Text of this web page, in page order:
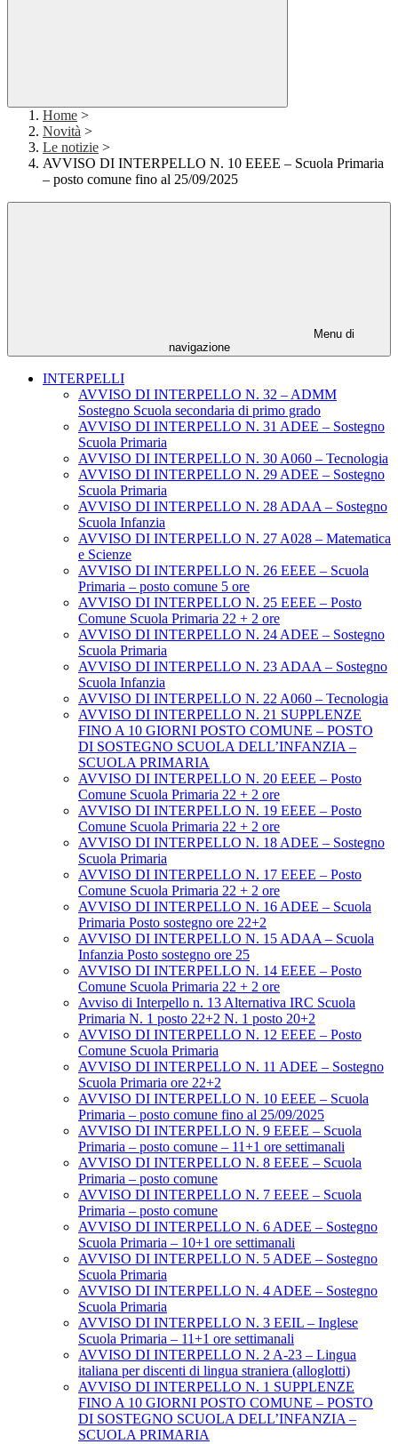
Home >
Novità >
Le notizie >
AVVISO DI INTERPELLO N. 10 EEEE – Scuola Primaria
– posto comune fino al 25/09/2025
Menu di
navigazione
INTERPELLI
AVVISO DI INTERPELLO N. 32 – ADMM
Sostegno Scuola secondaria di primo grado
AVVISO DI INTERPELLO N. 31 ADEE – Sostegno
Scuola Primaria
AVVISO DI INTERPELLO N. 30 A060 – Tecnologia
AVVISO DI INTERPELLO N. 29 ADEE – Sostegno
Scuola Primaria
AVVISO DI INTERPELLO N. 28 ADAA – Sostegno
Scuola Infanzia
AVVISO DI INTERPELLO N. 27 A028 – Matematica
e Scienze
AVVISO DI INTERPELLO N. 26 EEEE – Scuola
Primaria – posto comune 5 ore
AVVISO DI INTERPELLO N. 25 EEEE – Posto
Comune Scuola Primaria 22 + 2 ore
AVVISO DI INTERPELLO N. 24 ADEE – Sostegno
Scuola Primaria
AVVISO DI INTERPELLO N. 23 ADAA – Sostegno
Scuola Infanzia
AVVISO DI INTERPELLO N. 22 A060 – Tecnologia
AVVISO DI INTERPELLO N. 21 SUPPLENZE
FINO A 10 GIORNI POSTO COMUNE – POSTO
DI SOSTEGNO SCUOLA DELL’INFANZIA –
SCUOLA PRIMARIA
AVVISO DI INTERPELLO N. 20 EEEE – Posto
Comune Scuola Primaria 22 + 2 ore
AVVISO DI INTERPELLO N. 19 EEEE – Posto
Comune Scuola Primaria 22 + 2 ore
AVVISO DI INTERPELLO N. 18 ADEE – Sostegno
Scuola Primaria
AVVISO DI INTERPELLO N. 17 EEEE – Posto
Comune Scuola Primaria 22 + 2 ore
AVVISO DI INTERPELLO N. 16 ADEE – Scuola
Primaria Posto sostegno ore 22+2
AVVISO DI INTERPELLO N. 15 ADAA – Scuola
Infanzia Posto sostegno ore 25
AVVISO DI INTERPELLO N. 14 EEEE – Posto
Comune Scuola Primaria 22 + 2 ore
Avviso di Interpello n. 13 Alternativa IRC Scuola
Primaria N. 1 posto 22+2 N. 1 posto 20+2
AVVISO DI INTERPELLO N. 12 EEEE – Posto
Comune Scuola Primaria
AVVISO DI INTERPELLO N. 11 ADEE – Sostegno
Scuola Primaria ore 22+2
AVVISO DI INTERPELLO N. 10 EEEE – Scuola
Primaria – posto comune fino al 25/09/2025
AVVISO DI INTERPELLO N. 9 EEEE – Scuola
Primaria – posto comune – 11+1 ore settimanali
AVVISO DI INTERPELLO N. 8 EEEE – Scuola
Primaria – posto comune
AVVISO DI INTERPELLO N. 7 EEEE – Scuola
Primaria – posto comune
AVVISO DI INTERPELLO N. 6 ADEE – Sostegno
Scuola Primaria – 10+1 ore settimanali
AVVISO DI INTERPELLO N. 5 ADEE – Sostegno
Scuola Primaria
AVVISO DI INTERPELLO N. 4 ADEE – Sostegno
Scuola Primaria
AVVISO DI INTERPELLO N. 3 EEIL – Inglese
Scuola Primaria – 11+1 ore settimanali
AVVISO DI INTERPELLO N. 2 A-23 – Lingua
italiana per discenti di lingua straniera (alloglotti)
AVVISO DI INTERPELLO N. 1 SUPPLENZE
FINO A 10 GIORNI POSTO COMUNE – POSTO
DI SOSTEGNO SCUOLA DELL’INFANZIA –
SCUOLA PRIMARIA